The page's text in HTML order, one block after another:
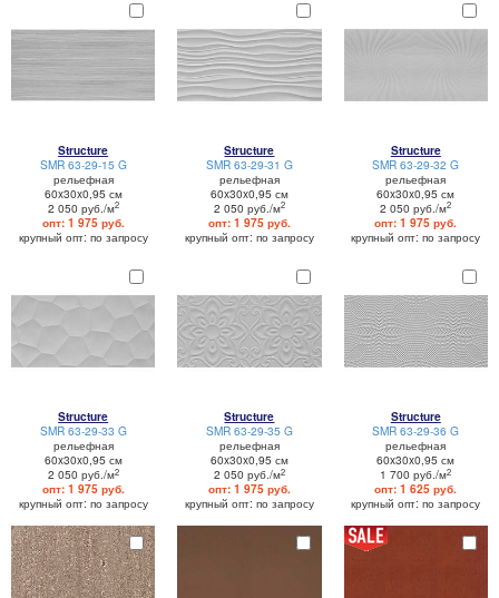
Structure
SMR 63-29-15 G
рельефная
60x30x0,95 см
2 050 руб./м2
опт: 1 975 руб.
крупный опт: по запросу
Structure
SMR 63-29-31 G
рельефная
60x30x0,95 см
2 050 руб./м2
опт: 1 975 руб.
крупный опт: по запросу
Structure
SMR 63-29-32 G
рельефная
60x30x0,95 см
2 050 руб./м2
опт: 1 975 руб.
крупный опт: по запросу
Structure
SMR 63-29-33 G
рельефная
60x30x0,95 см
2 050 руб./м2
опт: 1 975 руб.
крупный опт: по запросу
Structure
SMR 63-29-35 G
рельефная
60x30x0,95 см
2 050 руб./м2
опт: 1 975 руб.
крупный опт: по запросу
Structure
SMR 63-29-36 G
рельефная
60x30x0,95 см
1 700 руб./м2
опт: 1 625 руб.
крупный опт: по запросу